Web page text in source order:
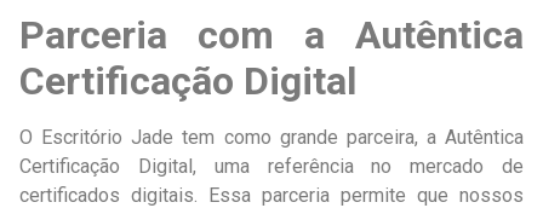
Parceria com a Autêntica
Certificação Digital
O Escritório Jade tem como grande parceira, a Autêntica
Certificação Digital, uma referência no mercado de
certificados digitais. Essa parceria permite que nossos